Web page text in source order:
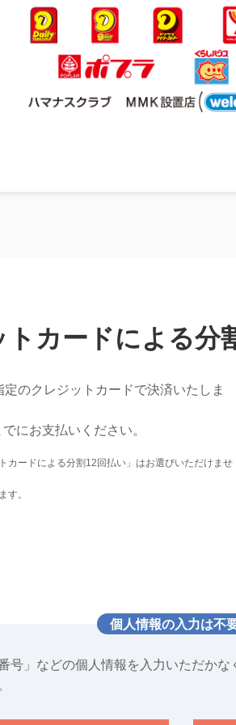
カードによる分
のクレジットカードで決済いたしま
にお支払いください。
カードによる分割12回払い」はお選びいただけませ
す。
個人情報の入力は不
号」などの個人情報を入力いただか